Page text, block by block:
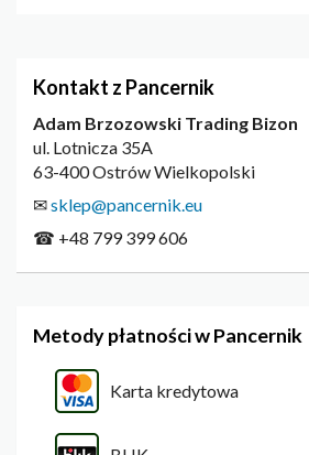
Kontakt z Pancernik
Adam Brzozowski Trading Bizon
ul. Lotnicza 35A
63-400 Ostrów Wielkopolski
✉sklep@pancernik.eu
☎ +48 799 399 606
Metody płatności w Pancernik
Karta kredytowa